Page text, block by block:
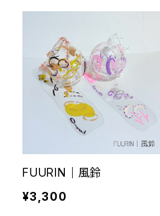
FUURIN｜風鈴
¥3,300